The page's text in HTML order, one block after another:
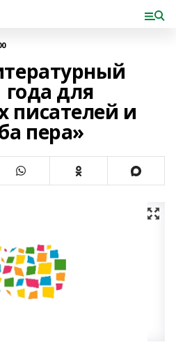
года для
и
пера»